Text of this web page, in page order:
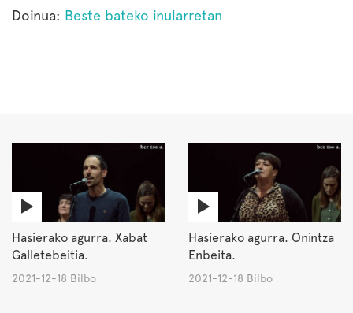
Doinua: Beste bateko inularretan
Hasierako agurra. Xabat
Galletebeitia.
2021-12-18 Bilbo
Hasierako agurra. Onintza
Enbeita.
2021-12-18 Bilbo